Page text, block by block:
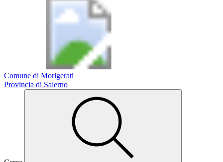
Comune di Morigerati
Provincia di Salerno